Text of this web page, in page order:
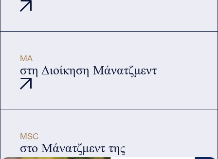
ΜΑ
στη Διοίκηση Μάνατζμεντ
ΜSC
στο Μάνατζμεντ της